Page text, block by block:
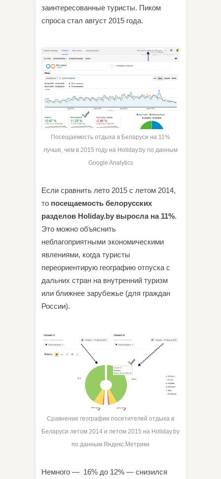
заинтересованные туристы. Пиком
спроса стал август 2015 года.
Посещаемость отдыха в Беларуси на 11%
лучше, чем в 2015 году на Holiday.by по данным
Google Analytics
Если сравнить лето 2015 с летом 2014,
то посещаемость белорусских
разделов Holiday.by выросла на 11%.
Это можно объяснить
неблагоприятными экономическими
явлениями, когда туристы
переориентирую географию отпуска с
дальних стран на внутренний туризм
или ближнее зарубежье (для граждан
России).
Сравнение географии посетителей отдыха в
Беларуси летом 2014 и летом 2015 на Holiday.by
по данным Яндекс.Метрики
Немного — 16% до 12% — снизился